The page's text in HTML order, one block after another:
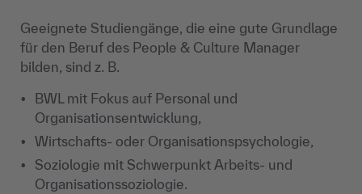
Geeignete Studiengänge, die eine gute Grundlage
für den Beruf des People & Culture Manager
bilden, sind z. B.
BWL mit Fokus auf Personal und
Organisationsentwicklung,
Wirtschafts- oder Organisationspsychologie,
Soziologie mit Schwerpunkt Arbeits- und
Organisationssoziologie.